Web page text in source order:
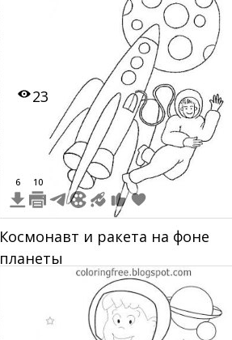
23
6 10
Космонавт и ракета на фоне
планеты